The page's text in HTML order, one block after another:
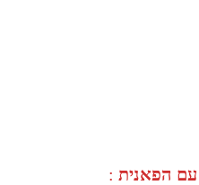
הפאנית :